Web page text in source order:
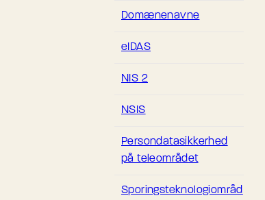
Domænenavne
eIDAS
NIS 2
NSIS
Persondatasikkerhed
på teleområdet
Sporingsteknologiområd